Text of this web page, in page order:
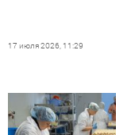
17 июля 2026, 11:29